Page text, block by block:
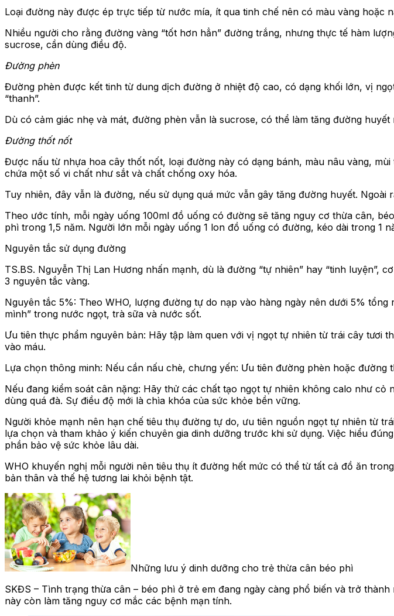
Loại đường này được ép trực tiếp từ nước mía, ít qua tinh chế nên có màu vàng hoặc
Nhiều người cho rằng đường vàng “tốt hơn hẳn” đường trắng, nhưng thực tế hàm
sucrose, cần dùng điều độ.
Đường phèn
Đường phèn được kết tinh từ dung dịch đường ở nhiệt độ cao, có dạng khối lớn, vị
“thanh”.
Dù có cảm giác nhẹ và mát, đường phèn vẫn là sucrose, có thể làm tăng đường
Đường thốt nốt
Được nấu từ nhựa hoa cây thốt nốt, loại đường này có dạng bánh, màu nâu vàng,
chứa một số vi chất như sắt và chất chống oxy hóa.
Tuy nhiên, đây vẫn là đường, nếu sử dụng quá mức vẫn gây tăng đường huyết.
Theo ước tính, mỗi ngày uống 100ml đồ uống có đường sẽ tăng nguy cơ thừa cân,
phì trong 1,5 năm. Người lớn mỗi ngày uống 1 lon đồ uống có đường, kéo dài trong 1
Nguyên tắc sử dụng đường
TS.BS. Nguyễn Thị Lan Hương nhấn mạnh, dù là đường “tự nhiên” hay “tinh
3 nguyên tắc vàng.
Nguyên tắc 5%: Theo WHO, lượng đường tự do nạp vào hàng ngày nên dưới 5%
mình” trong nước ngọt, trà sữa và nước sốt.
Ưu tiên thực phẩm nguyên bản: Hãy tập làm quen với vị ngọt tự nhiên từ trái cây
vào máu.
Lựa chọn thông minh: Nếu cần nấu chè, chưng yến: Ưu tiên đường phèn hoặc đường
Nếu đang kiểm soát cân nặng: Hãy thử các chất tạo ngọt tự nhiên không calo như
dùng quá đà. Sự điều độ mới là chìa khóa của sức khỏe bền vững.
Người khỏe mạnh nên hạn chế tiêu thụ đường tự do, ưu tiên nguồn ngọt tự nhiên từ
lựa chọn và tham khảo ý kiến chuyên gia dinh dưỡng trước khi sử dụng. Việc hiểu
phần bảo vệ sức khỏe lâu dài.
WHO khuyến nghị mỗi người nên tiêu thụ ít đường hết mức có thể từ tất cả đồ ăn
bản thân và thế hệ tương lai khỏi bệnh tật.
Những lưu ý dinh dưỡng cho trẻ thừa cân béo phì
SKĐS – Tình trạng thừa cân – béo phì ở trẻ em đang ngày càng phổ biến và trở
này còn làm tăng nguy cơ mắc các bệnh mạn tính.